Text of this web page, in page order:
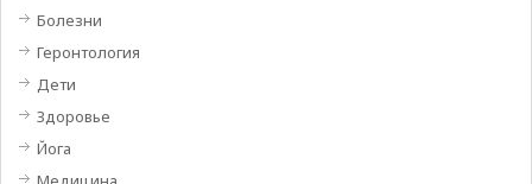
Болезни
Геронтология
Дети
Здоровье
Йога